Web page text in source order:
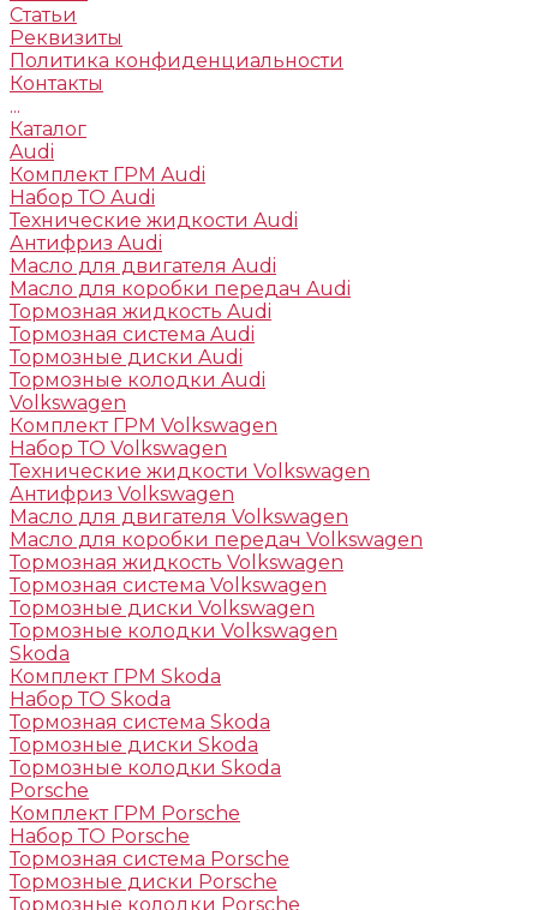
Статьи
Реквизиты
Политика конфиденциальности
Контакты
...
Каталог
Audi
Комплект ГРМ Audi
Набор ТО Audi
Технические жидкости Audi
Антифриз Audi
Масло для двигателя Audi
Масло для коробки передач Audi
Тормозная жидкость Audi
Тормозная система Audi
Тормозные диски Audi
Тормозные колодки Audi
Volkswagen
Комплект ГРМ Volkswagen
Набор ТО Volkswagen
Технические жидкости Volkswagen
Антифриз Volkswagen
Масло для двигателя Volkswagen
Масло для коробки передач Volkswagen
Тормозная жидкость Volkswagen
Тормозная система Volkswagen
Тормозные диски Volkswagen
Тормозные колодки Volkswagen
Skoda
Комплект ГРМ Skoda
Набор ТО Skoda
Тормозная система Skoda
Тормозные диски Skoda
Тормозные колодки Skoda
Porsche
Комплект ГРМ Porsche
Набор ТО Porsche
Тормозная система Porsche
Тормозные диски Porsche
Тормозные колодки Porsche